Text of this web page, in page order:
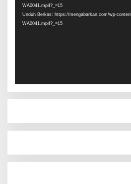
WA0041.mp4?_=15
Unduh Berkas: https://mengabarkan.com/wp-
WA0041.mp4?_=15